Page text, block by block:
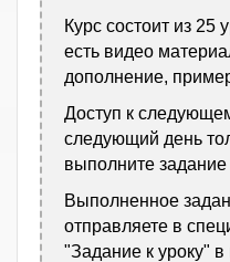
Курс состоит из 25
есть видео
дополнение,
Доступ к
следующий день
выполните задание
Выполненное
отправляете в
"Задание к уроку"